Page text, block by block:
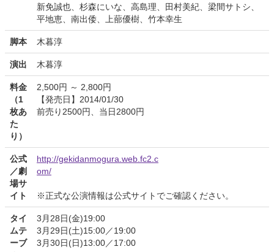
新免誠也、杉森にいな、高島理、田村美紀、梁間サトシ、
平地恵、南出倭、上蔀優樹、竹本幸生
脚本 木暮淳
演出 木暮淳
料金
（1
枚あ
た
り）
2,500円 ～ 2,800円
【発売日】2014/01/30
前売り2500円、当日2800円
公式
／劇
場サ
イト
http://gekidanmogura.web.fc2.c
om/
※正式な公演情報は公式サイトでご確認ください。
タイ
ムテ
ーブ
3月28日(金)19:00
3月29日(土)15:00／19:00
3月30日(日)13:00／17:00